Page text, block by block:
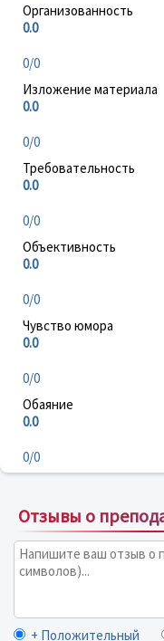
Организованность
0.0
0/0
Изложение материала
0.0
0/0
Требовательность
0.0
0/0
Объективность
0.0
0/0
Чувство юмора
0.0
0/0
Обаяние
0.0
0/0
Отзывы о
+ Положительный